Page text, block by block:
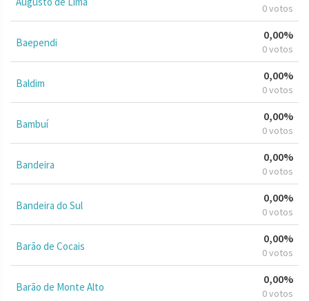
0 votos
Baependi
0,00%
0 votos
Baldim
0,00%
0 votos
Bambuí
0,00%
0 votos
Bandeira
0,00%
0 votos
Bandeira do Sul
0,00%
0 votos
Barão de Cocais
0,00%
0 votos
Barão de Monte Alto
0,00%
0 votos